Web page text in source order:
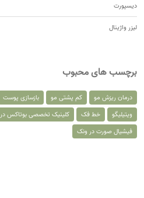
دیسپورت
لیزر واژینال
برچسب های محبوب
درمان ریزش مو کم پشتی مو بازسازی پوست
ویتیلیگو
خط فک کلینیک تخصصی بوتاکس در
فیشیال صورت در ونک